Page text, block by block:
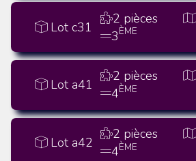
Lot c31
2 pièces
3ÈME
Lot a41
2 pièces
4ÈME
Lot a42
2 pièces
4ÈME